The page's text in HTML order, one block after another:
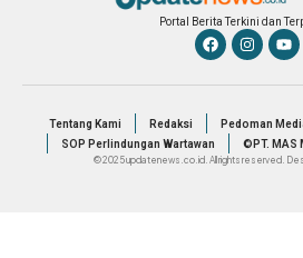
Portal Berita Terkini dan
Tentang Kami Redaksi Pedoman
SOP Perlindungan Wartawan
©PT. MAS
© 2025 updatenews.co.id. All rights reserved.